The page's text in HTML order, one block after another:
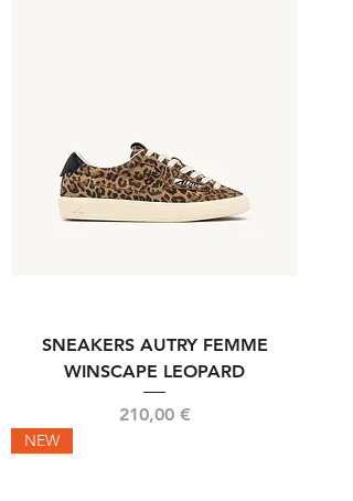
SNEAKERS AUTRY FEMME
WINSCAPE LEOPARD
Prix
210,00 €
NEW